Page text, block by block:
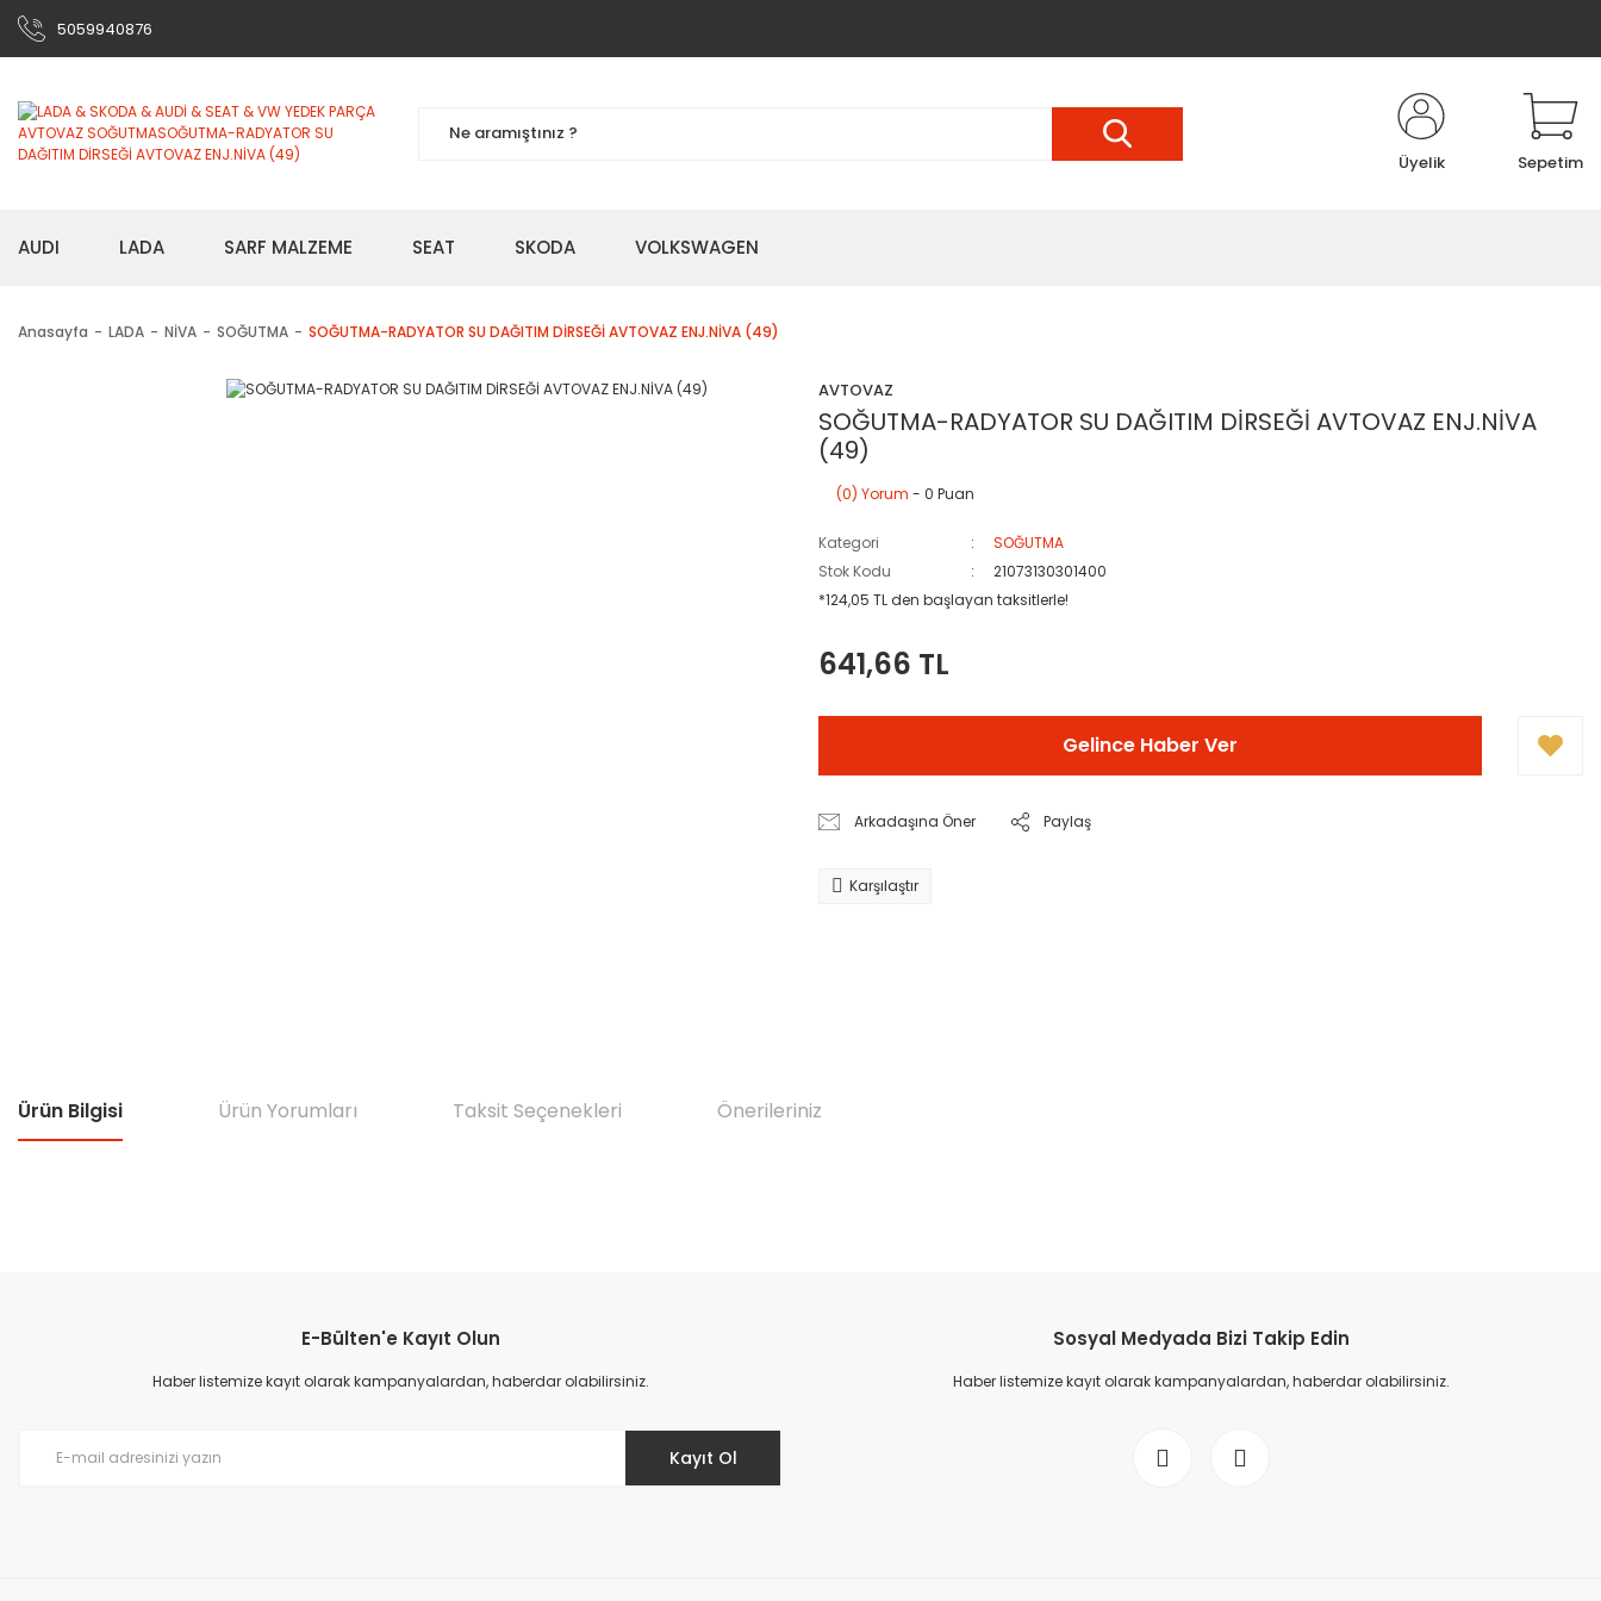
5059940876
Üyelik Sepetim
AUDI LADA SARF MALZEME SEAT SKODA VOLKSWAGEN
Anasayfa LADA NİVA SOĞUTMA SOĞUTMA-RADYATOR SU DAĞITIM DİRSEĞİ AVTOVAZ ENJ.NİVA (49)
AVTOVAZ
SOĞUTMA-RADYATOR SU DAĞITIM DİRSEĞİ AVTOVAZ ENJ.NİVA
(49)
(0) Yorum - 0 Puan
Kategori
SOĞUTMA
Stok Kodu
21073130301400
*124,05 TL den başlayan taksitlerle!
641,66 TL
Gelince Haber Ver
Arkadaşına Öner Paylaş
Karşılaştır
Ürün Bilgisi Ürün Yorumları Taksit Seçenekleri Önerileriniz
Ürün resmi kalitesiz, bozuk veya görüntülenemiyor.
Ürün açıklamasında eksik bilgiler bulunuyor.
E-Bülten'e Kayıt Olun
Haber listemize kayıt olarak kampanyalardan, haberdar olabilirsiniz.
Kayıt Ol
Sosyal Medyada Bizi Takip Edin
Haber listemize kayıt olarak kampanyalardan, haberdar olabilirsiniz.